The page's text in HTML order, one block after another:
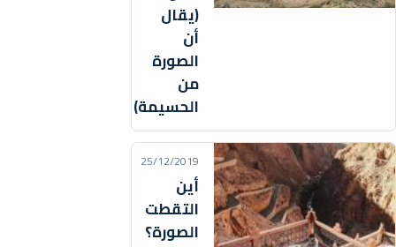
(يقال
أن
الصورة
من
الحسيمة)
25/12/2019
أين
التقطت
الصورة؟